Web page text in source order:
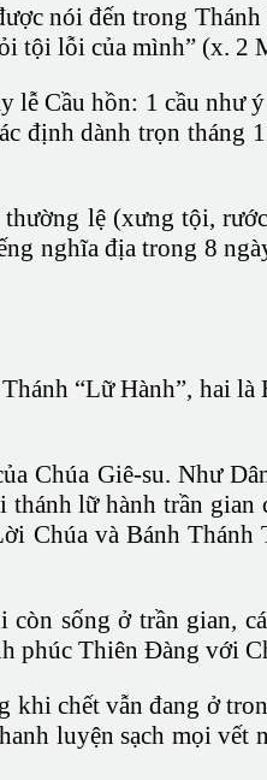
nói đến trong
tội lỗi của mình” (x. 2
lễ Cầu hồn: 1 cầu như
định dành trọn tháng
lệ (xưng tội,
nghĩa địa trong 8
“Lữ Hành”, hai là
Chúa Giê-su. Như
lữ hành trần gian
Chúa và Bánh Thánh
sống ở trần gian,
phúc Thiên Đàng với
chết vẫn đang ở
luyện sạch mọi vết